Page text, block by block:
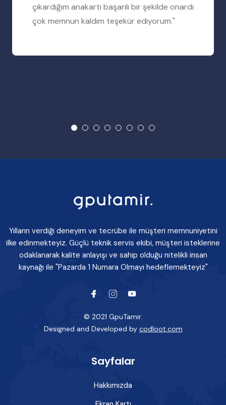
çıkardığım anakartı başarılı bir şekilde onardı
çok memnun kaldım teşekür ediyorum."
Yılların verdiği deneyim ve tecrübe ile müşteri memnuniyetini
ilke edinmekteyiz. Güçlü teknik servis ekibi, müşteri isteklerine
odaklanarak kalite anlayışı ve sahip olduğu nitelikli insan
kaynağı ile "Pazarda 1 Numara Olmayı hedeflemekteyiz"
© 2021 GpuTamir.
Designed and Developed by codloot.com
Sayfalar
Hakkımızda